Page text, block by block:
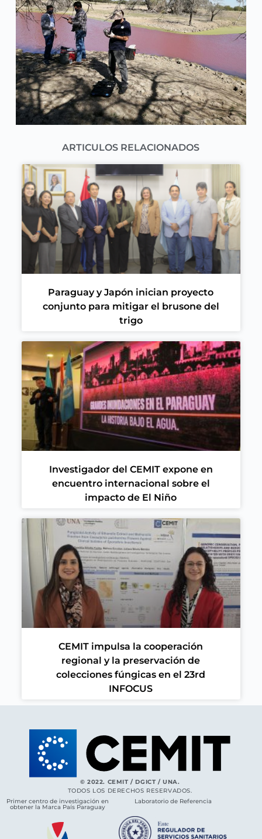
ARTICULOS RELACIONADOS
Paraguay y Japón inician proyecto
conjunto para mitigar el brusone del
trigo
Investigador del CEMIT expone en
encuentro internacional sobre el
impacto de El Niño
CEMIT impulsa la cooperación
regional y la preservación de
colecciones fúngicas en el 23rd
INFOCUS
© 2022. CEMIT / DGICT / UNA.
TODOS LOS DERECHOS RESERVADOS.
Primer centro de investigación en
obtener la Marca País Paraguay
Laboratorio de Referencia